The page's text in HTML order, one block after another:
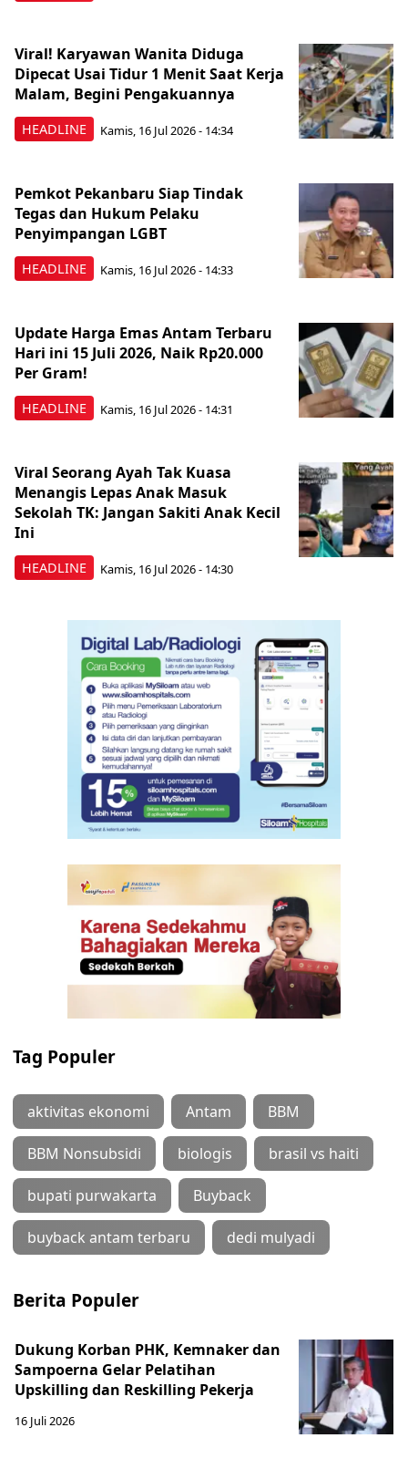
HEADLINE
Viral! Karyawan Wanita Diduga
Dipecat Usai Tidur 1 Menit Saat Kerja
Malam, Begini Pengakuannya
Kamis, 16 Jul 2026 - 14:34
HEADLINE
Pemkot Pekanbaru Siap Tindak
Tegas dan Hukum Pelaku
Penyimpangan LGBT
Kamis, 16 Jul 2026 - 14:33
HEADLINE
Update Harga Emas Antam Terbaru
Hari ini 15 Juli 2026, Naik Rp20.000
Per Gram!
Kamis, 16 Jul 2026 - 14:31
HEADLINE
Viral Seorang Ayah Tak Kuasa
Menangis Lepas Anak Masuk
Sekolah TK: Jangan Sakiti Anak Kecil
Ini
Kamis, 16 Jul 2026 - 14:30
Tag Populer
aktivitas ekonomi Antam BBM
BBM Nonsubsidi biologis brasil vs haiti
bupati purwakarta Buyback
buyback antam terbaru dedi mulyadi
Berita Populer
Dukung Korban PHK, Kemnaker dan
Sampoerna Gelar Pelatihan
Upskilling dan Reskilling Pekerja
16 Juli 2026